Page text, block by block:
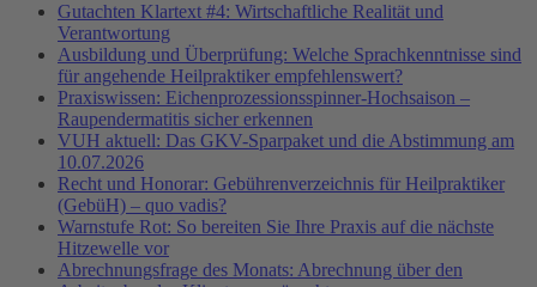
Gutachten Klartext #4: Wirtschaftliche Realität und
Verantwortung
Ausbildung und Überprüfung: Welche Sprachkenntnisse sind
für angehende Heilpraktiker empfehlenswert?
Praxiswissen: Eichenprozessionsspinner-Hochsaison –
Raupendermatitis sicher erkennen
VUH aktuell: Das GKV-Sparpaket und die Abstimmung am
10.07.2026
Recht und Honorar: Gebührenverzeichnis für Heilpraktiker
(GebüH) – quo vadis?
Warnstufe Rot: So bereiten Sie Ihre Praxis auf die nächste
Hitzewelle vor
Abrechnungsfrage des Monats: Abrechnung über den